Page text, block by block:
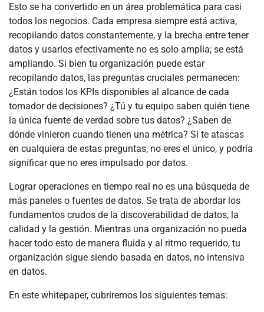
Esto se ha convertido en un área problemática para casi
todos los negocios. Cada empresa siempre está activa,
recopilando datos constantemente, y la brecha entre tener
datos y usarlos efectivamente no es solo amplia; se está
ampliando. Si bien tu organización puede estar
recopilando datos, las preguntas cruciales permanecen:
¿Están todos los KPIs disponibles al alcance de cada
tomador de decisiones? ¿Tú y tu equipo saben quién tiene
la única fuente de verdad sobre tus datos? ¿Saben de
dónde vinieron cuando tienen una métrica? Si te atascas
en cualquiera de estas preguntas, no eres el único, y podría
significar que no eres impulsado por datos.
Lograr operaciones en tiempo real no es una búsqueda de
más paneles o fuentes de datos. Se trata de abordar los
fundamentos crudos de la discoverabilidad de datos, la
calidad y la gestión. Mientras una organización no pueda
hacer todo esto de manera fluida y al ritmo requerido, tu
organización sigue siendo basada en datos, no intensiva
en datos.
En este whitepaper, cubriremos los siguientes temas: